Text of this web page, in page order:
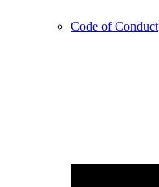
Code of Conduct